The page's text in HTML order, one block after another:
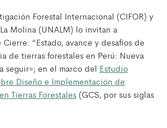
Forestal Internacional (CIFOR) y
Molina (UNALM) lo invitan a
“Estado, avance y desafíos de
de tierras forestales en Perú: Nueva
seguir»; en el marco del Estudio
Diseño e Implementación de
Tierras Forestales(GCS, por sus siglas